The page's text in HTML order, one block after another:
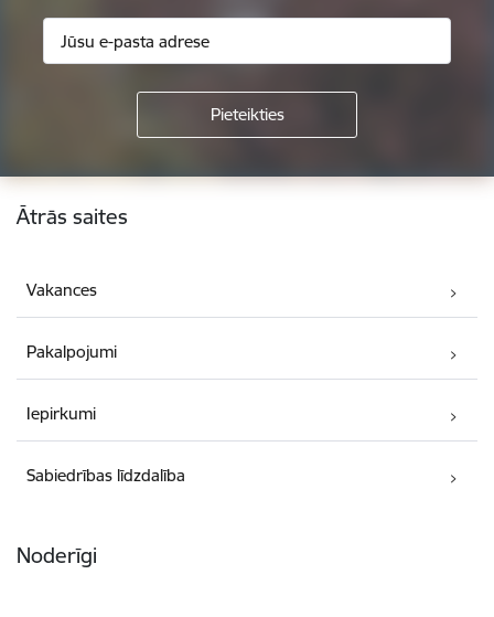
Kājene
Ātrās saites
Vakances
Pakalpojumi
Iepirkumi
Sabiedrības līdzdalība
Noderīgi